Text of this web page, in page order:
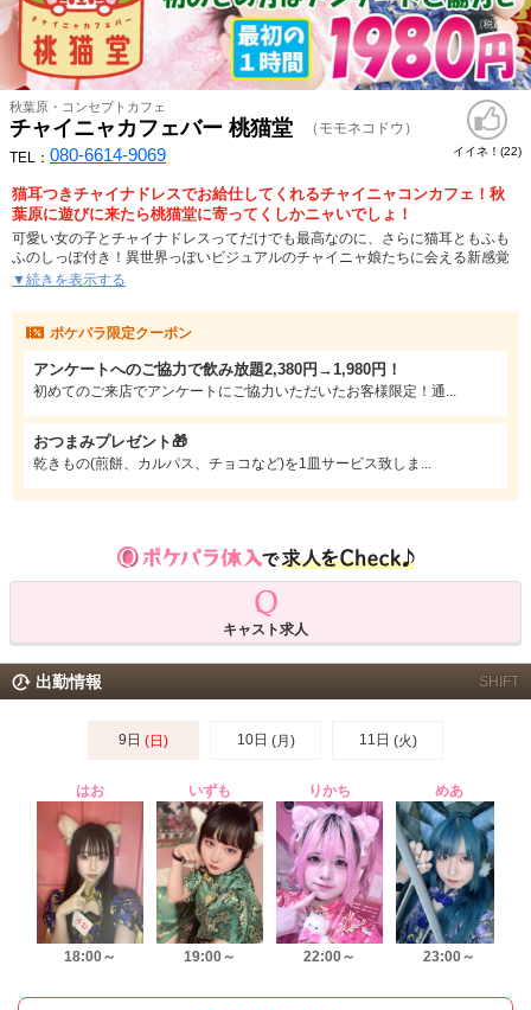
秋葉原・コンセプトカフェ
チャイニャカフェバー 桃猫堂
（モモネコドウ）
TEL： 080-6614-9069 イイネ！(22)
猫耳つきチャイナドレスでお給仕してくれるチャイニャコンカフェ！秋
葉原に遊びに来たら桃猫堂に寄ってくしかニャいでしょ！
可愛い女の子とチャイナドレスってだけでも最高なのに、さらに猫耳ともふも
ふのしっぽ付き！異世界っぽいビジュアルのチャイニャ娘たちに会える新感覚
コンカフェが秋葉原にあるんです！
桃猫堂オリジナルのチャイナドレスはキュートなミニスカタイプとスリットが
際立つロングタイプの2パターン。思い思いの髪色やメイクをして可愛く変身し
た女の子たちはほとんどが20代前半！コスプレが似合う若々しい見た目と好奇
心旺盛な性格でお客様を楽しませます。
からこその安心価格でご案内！60分2,380円の料金の中に、ビールや各種カク
テルなどがラインナップされた充実感のある飲み放題が含まれています。料金
を気にせず飲みたいだけ飲みながら、女の子たちと楽しい時間を過ごしましょ
▼続きを表示する
ポケパラ限定クーポン
アンケートへのご協力で飲み放題2,380円→1,980円！
初めてのご来店でアンケートにご協力いただいたお客様限定！通...
おつまみプレゼント🎁
乾きもの(煎餅、カルパス、チョコなど)を1皿サービス致しま...
キャスト求人
出勤情報 SHIFT
9日 (日) 10日 (月) 11日 (火)
はお
18:00～
いずも
19:00～
りかち
22:00～
めあ
23:00～